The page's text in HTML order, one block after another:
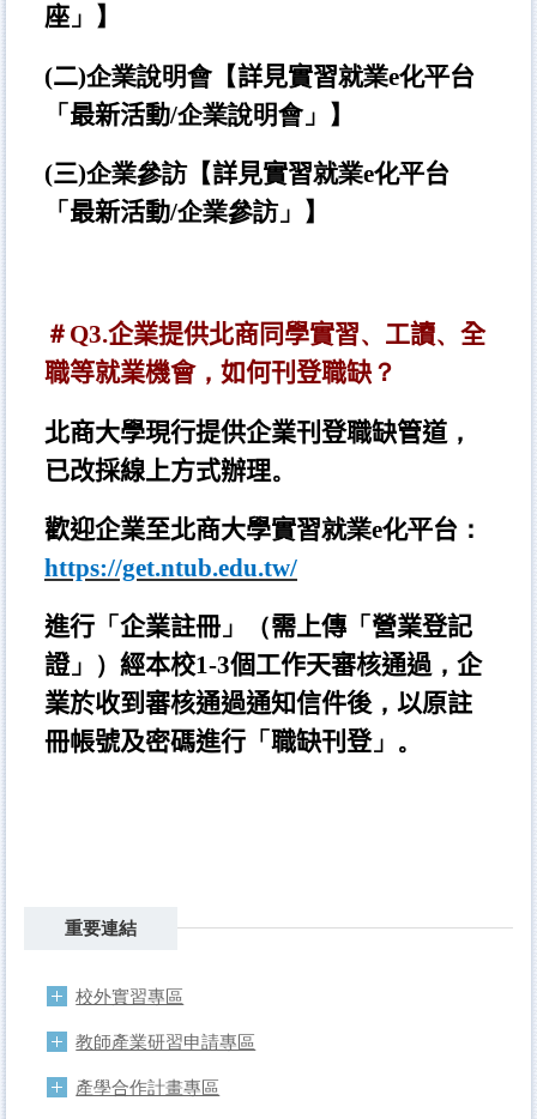
座 」】
(二)企業說明會【詳見實習就業e化平台
「 最新活動/企業說明會」】
(三)企業參訪【詳見實習就業e化平台
「 最新活動/企業參訪」】
＃Q3.企業提供北商同學實習、 工讀、 全
職等就業機會， 如何刊登職缺 ？
北商大學現行提供企業刊登職缺管道 ，
已改採線上方式辦理。
歡迎企業至北商大學實習就業e化平台 ：
https://get.ntub.edu.tw/
進行 「 企業註冊 」（需上傳「 營業登記
證」） 經本校1-3個工作天審核通過， 企
業於收到審核通過通知信件後 ， 以原註
冊帳號及密碼進行 「 職缺刊登」。
重要連結
校外實習專區
教師產業研習申請專區
產學合作計畫專區